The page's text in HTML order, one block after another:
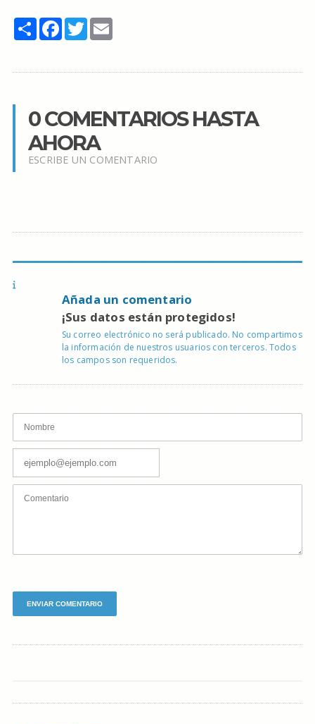
Share Facebook
TwitterEmail
0 COMENTARIOS HASTA
AHORA
ESCRIBE UN COMENTARIO
Añada un comentario
¡Sus datos están protegidos!
Su correo electrónico no será publicado. No compartimos
la información de nuestros usuarios con terceros. Todos
los campos son requeridos.